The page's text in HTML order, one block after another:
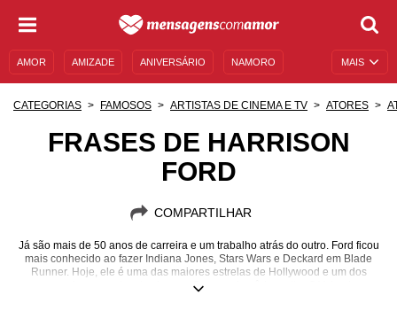
MAIS
AMOR AMIZADE ANIVERSÁRIO NAMORO
MENSAGENS DE ANIVERSÁRIO
CATEGORIAS FAMOSOS ARTISTAS DE CINEMA E TV ATORES
FRASES DE HARRISON
FORD
COMPARTILHAR
Já são mais de 50 anos de carreira e um trabalho atrás do outro. Ford ficou
mais conhecido ao fazer Indiana Jones, Stars Wars e Deckard em Blade
Runner. Hoje, ele é uma das maiores estrelas de Hollywood e um dos
nomes mais marcantes do cinema. Quer conhecê-lo melhor? Veja alguns